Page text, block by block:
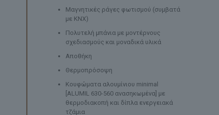
Μαγνητικές ράγες φωτισμού (συμβατά
με KNX)
Πολυτελή μπάνια με μοντέρνους
σχεδιασμούς και μοναδικά υλικά
Αποθήκη
Θερμοπρόσοψη
Κουφώματα αλουμίνιου minimal
[ALUMIL 630-560 ανασηκωμένα] με
θερμοδιακοπή και δίπλα ενεργειακά
τζάμια